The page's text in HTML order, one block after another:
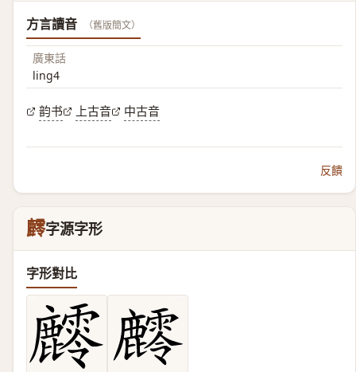
方言讀音 （舊版簡文）
廣東話
ling4
韵书 上古音 中古音
反饋
䴫字源字形
字形對比